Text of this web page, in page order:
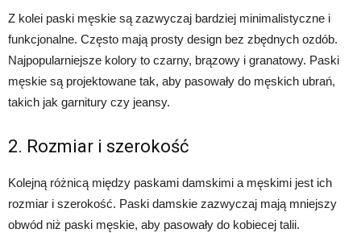
Z kolei paski męskie są zazwyczaj bardziej minimalistyczne i
funkcjonalne. Często mają prosty design bez zbędnych ozdób.
Najpopularniejsze kolory to czarny, brązowy i granatowy. Paski
męskie są projektowane tak, aby pasowały do męskich ubrań,
takich jak garnitury czy jeansy.
2. Rozmiar i szerokość
Kolejną różnicą między paskami damskimi a męskimi jest ich
rozmiar i szerokość. Paski damskie zazwyczaj mają mniejszy
obwód niż paski męskie, aby pasowały do kobiecej talii.